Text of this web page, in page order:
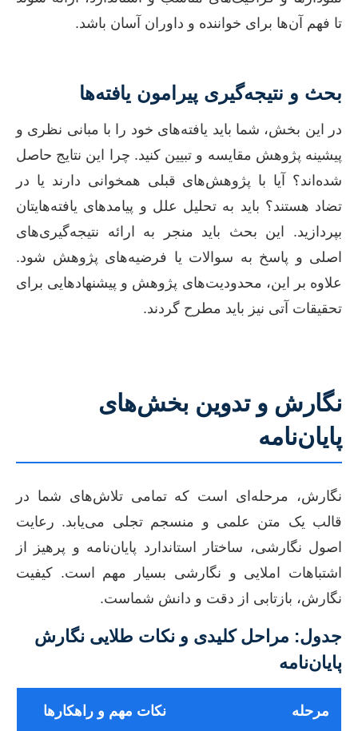
تا فهم آن‌ها برای خواننده و داوران آسان باشد.
بحث و نتیجه‌گیری پیرامون یافته‌ها
در این بخش، شما باید یافته‌های خود را با مبانی نظری و
پیشینه پژوهش مقایسه و تبیین کنید. چرا این نتایج حاصل
شده‌اند؟ آیا با پژوهش‌های قبلی همخوانی دارند یا در
تضاد هستند؟ باید به تحلیل علل و پیامدهای یافته‌هایتان
بپردازید. این بحث باید منجر به ارائه نتیجه‌گیری‌های
اصلی و پاسخ به سوالات یا فرضیه‌های پژوهش شود.
علاوه بر این، محدودیت‌های پژوهش و پیشنهادهایی برای
تحقیقات آتی نیز باید مطرح گردند.
نگارش و تدوین بخش‌های
پایان‌نامه
نگارش، مرحله‌ای است که تمامی تلاش‌های شما در
قالب یک متن علمی و منسجم تجلی می‌یابد. رعایت
اصول نگارشی، ساختار استاندارد پایان‌نامه و پرهیز از
اشتباهات املایی و نگارشی بسیار مهم است. کیفیت
نگارش، بازتابی از دقت و دانش شماست.
جدول: مراحل کلیدی و نکات طلایی نگارش
پایان‌نامه
مرحله نکات مهم و راهکارها